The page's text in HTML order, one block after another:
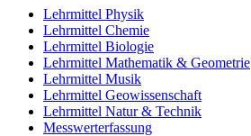
Lehrmittel Physik
Lehrmittel Chemie
Lehrmittel Biologie
Lehrmittel Mathematik & Geometrie
Lehrmittel Musik
Lehrmittel Geowissenschaft
Lehrmittel Natur & Technik
Messwerterfassung